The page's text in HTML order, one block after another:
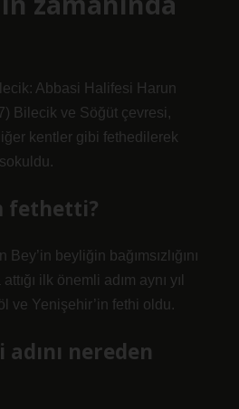
Abbasi Halifesi Harun
Bilecik ve Söğüt çevresi,
kentler gibi fethedilerek
fethetti?
beyliğin bağımsızlığını
ilk önemli adım aynı yıl
ve Yenişehir’in fethi oldu.
nereden